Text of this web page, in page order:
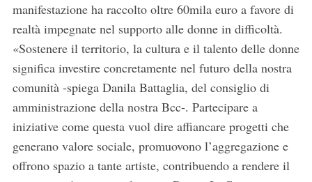
manifestazione ha raccolto oltre 60mila euro a favore di
realtà impegnate nel supporto alle donne in difficoltà.
«Sostenere il territorio, la cultura e il talento delle donne
significa investire concretamente nel futuro della nostra
comunità -spiega Danila Battaglia, del consiglio di
amministrazione della nostra Bcc-. Partecipare a
iniziative come questa vuol dire affiancare progetti che
generano valore sociale, promuovono l’aggregazione e
offrono spazio a tante artiste, contribuendo a rendere il